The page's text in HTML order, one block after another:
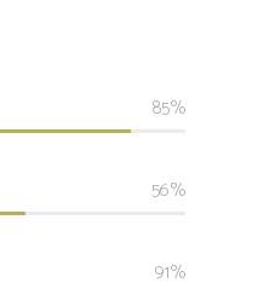
85
56
91